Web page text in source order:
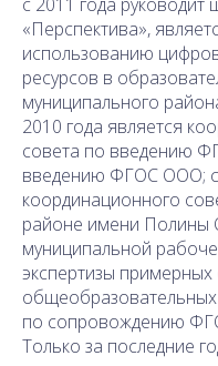
«Перспектива»,
использованию
ресурсов в
муниципального
2010 года является
совета по введению
введению ФГОС ООО; с
координационного
районе имени Полины
муниципальной
экспертизы
по сопровождению
Только за последние